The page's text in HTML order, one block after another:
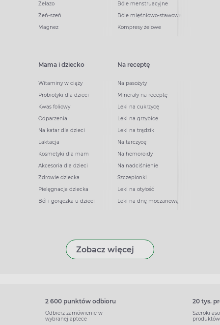
Żelazo
Żeń-szeń
Magnez
Bóle menstruacyjne
Bóle mięśniowo-stawowe
Kompresy żelowe
Mama i dziecko
Witaminy w ciąży
Probiotyki dla dzieci
Kwas foliowy
Odparzenia
Na katar dla dzieci
Laktacja
Kosmetyki dla mam
Akcesoria dla dzieci
Zdrowie dziecka
Pielęgnacja dziecka
Ból i gorączka u dzieci
Na receptę
Na pasożyty
Minerały na receptę
Leki na cukrzycę
Leki na grzybicę
Leki na trądzik
Na tarczycę
Na hemoroidy
Na nadciśnienie
Szczepionki
Leki na otyłość
Leki na dnę moczanową
Zobacz więcej
2 600 punktów odbioru
Odbierz zamówienie w
wybranej aptece
20 tys.
Szeroki
produktów